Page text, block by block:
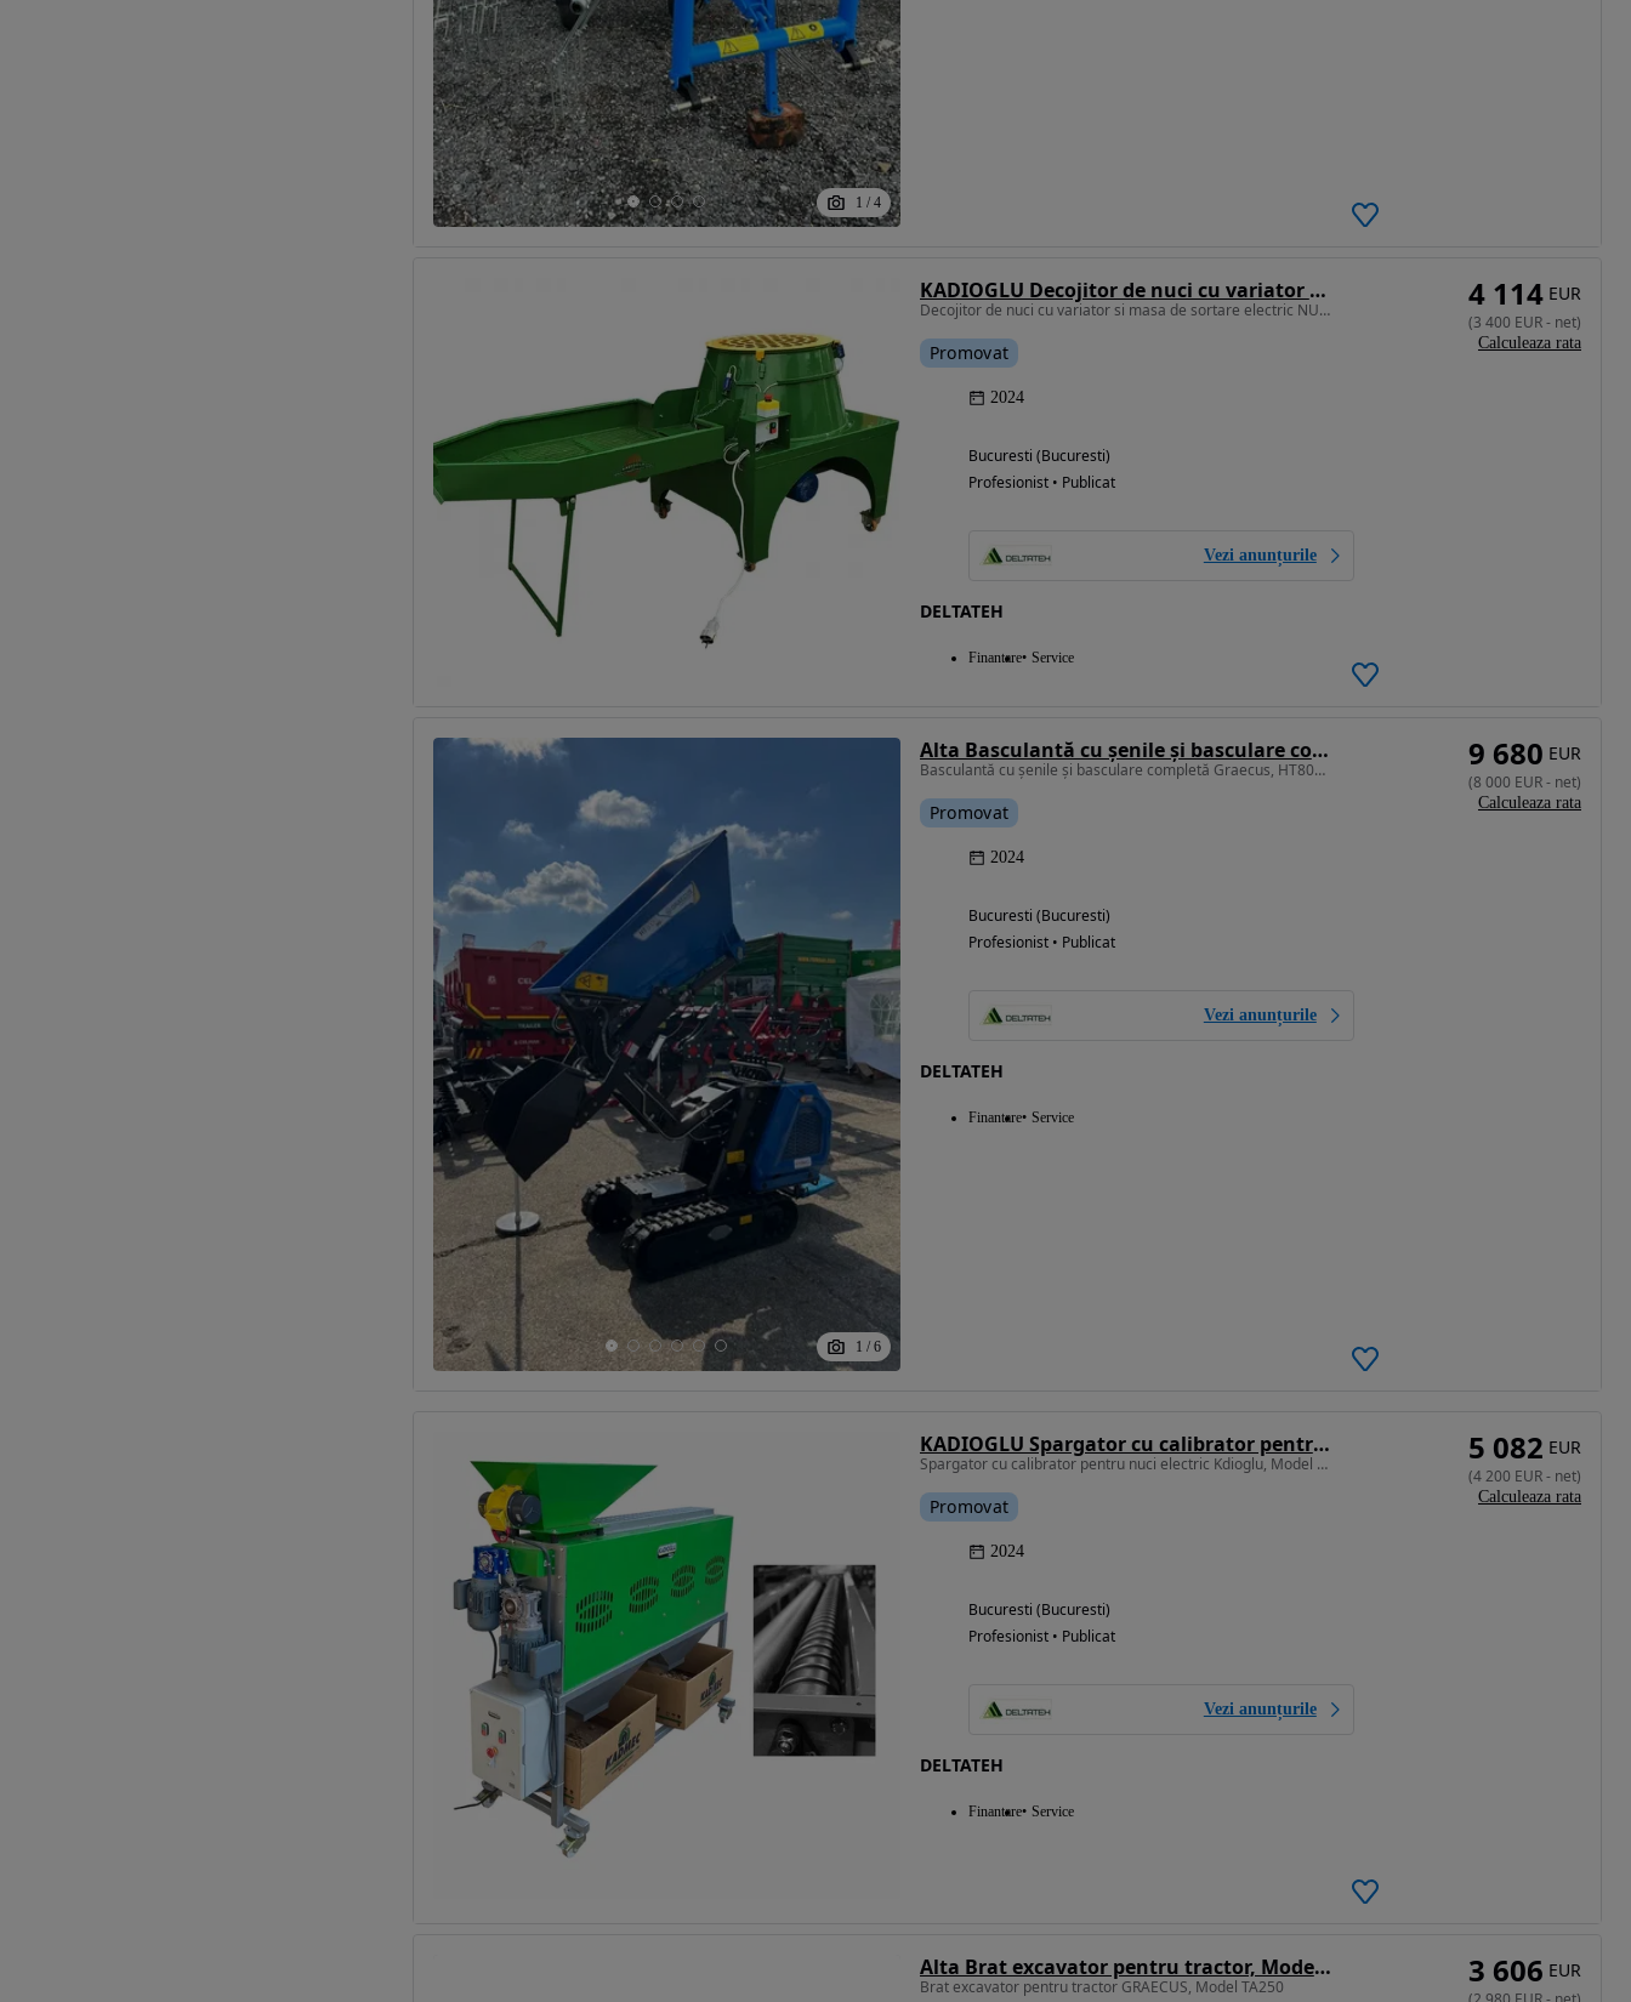
1 / 4
KADIOGLU Decojitor de nuci cu variator si masa de sortare electric, Model NUTMEC 180ED
Decojitor de nuci cu variator si masa de sortare electric NUTMEC 180ED
Promovat
2024
Bucuresti (Bucuresti)
Profesionist • Publicat
Vezi anunțurile
DELTATEH
Finantare Service
4 114 EUR
(3 400 EUR- net)
Calculeaza rata
1 / 6
Alta Basculantă cu șenile și basculare completă Graecus HT800FL-PRO, cutie viteze hidrostatică, 14CP
Basculantă cu șenile și basculare completă Graecus, HT800FL-PRO
Promovat
2024
Bucuresti (Bucuresti)
Profesionist • Publicat
Vezi anunțurile
DELTATEH
Finantare Service
9 680 EUR
(8 000 EUR- net)
Calculeaza rata
KADIOGLU Spargator cu calibrator pentru nuci electric, Model CKK200
Spargator cu calibrator pentru nuci electric Kdioglu, Model CKK200
Promovat
2024
Bucuresti (Bucuresti)
Profesionist • Publicat
Vezi anunțurile
DELTATEH
Finantare Service
5 082 EUR
(4 200 EUR- net)
Calculeaza rata
Alta Brat excavator pentru tractor, Model TA250
Brat excavator pentru tractor GRAECUS, Model TA250 3 606 EUR